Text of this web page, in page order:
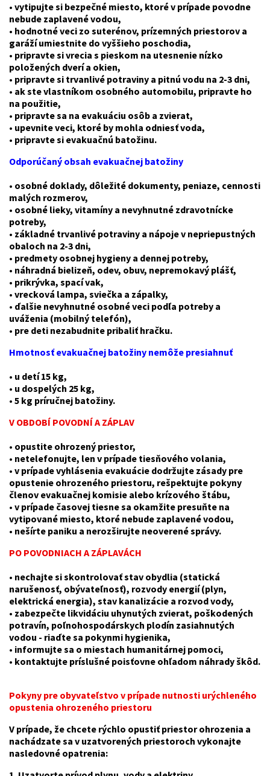
• vytipujte si bezpečné miesto, ktoré v prípade povodne
nebude zaplavené vodou,
• hodnotné veci zo suterénov, prízemných priestorov a
garáží umiestnite do vyššieho poschodia,
• pripravte si vrecia s pieskom na utesnenie nízko
položených dverí a okien,
• pripravte si trvanlivé potraviny a pitnú vodu na 2-3 dni,
• ak ste vlastníkom osobného automobilu, pripravte ho
na použitie,
• pripravte sa na evakuáciu osôb a zvierat,
• upevnite veci, ktoré by mohla odniesť voda,
• pripravte si evakuačnú batožinu.
Odporúčaný obsah evakuačnej batožiny
• osobné doklady, dôležité dokumenty, peniaze, cennosti
malých rozmerov,
• osobné lieky, vitamíny a nevyhnutné zdravotnícke
potreby,
• základné trvanlivé potraviny a nápoje v nepriepustných
obaloch na 2-3 dni,
• predmety osobnej hygieny a dennej potreby,
• náhradná bielizeň, odev, obuv, nepremokavý plášť,
• prikrývka, spací vak,
• vrecková lampa, sviečka a zápalky,
• ďalšie nevyhnutné osobné veci podľa potreby a
uváženia (mobilný telefón),
• pre deti nezabudnite pribaliť hračku.
Hmotnosť evakuačnej batožiny nemôže presiahnuť
• u detí 15 kg,
• u dospelých 25 kg,
• 5 kg príručnej batožiny.
V OBDOBÍ POVODNÍ A ZÁPLAV
• opustite ohrozený priestor,
• netelefonujte, len v prípade tiesňového volania,
• v prípade vyhlásenia evakuácie dodržujte zásady pre
opustenie ohrozeného priestoru, rešpektujte pokyny
členov evakuačnej komisie alebo krízového štábu,
• v prípade časovej tiesne sa okamžite presuňte na
vytipované miesto, ktoré nebude zaplavené vodou,
• nešírte paniku a nerozširujte neoverené správy.
PO POVODNIACH A ZÁPLAVÁCH
• nechajte si skontrolovať stav obydlia (statická
narušenosť, obývateľnosť), rozvody energií (plyn,
elektrická energia), stav kanalizácie a rozvod vody,
• zabezpečte likvidáciu uhynutých zvierat, poškodených
potravín, poľnohospodárskych plodín zasiahnutých
vodou - riaďte sa pokynmi hygienika,
• informujte sa o miestach humanitárnej pomoci,
• kontaktujte príslušné poisťovne ohľadom náhrady škôd.
Pokyny pre obyvateľstvo v prípade nutnosti urýchleného
opustenia ohrozeného priestoru
V prípade, že chcete rýchlo opustiť priestor ohrozenia a
nachádzate sa v uzatvorených priestoroch vykonajte
nasledovné opatrenia: